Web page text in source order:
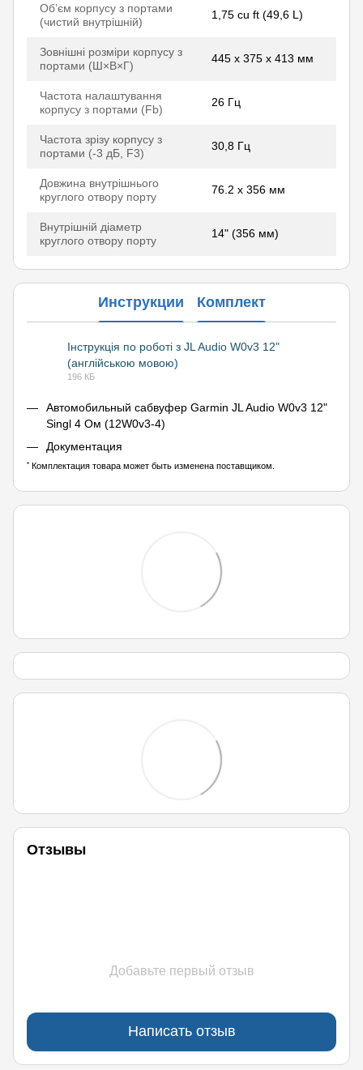
Об’єм корпусу з портами
(чистий внутрішній)
1,75 cu ft (49,6 L)
Зовнішні розміри корпусу з
портами (Ш×В×Г)
445 x 375 x 413 мм
Частота налаштування
корпусу з портами (Fb)
26 Гц
Частота зрізу корпусу з
портами (-3 дБ, F3)
30,8 Гц
Довжина внутрішнього
круглого отвору порту
76.2 x 356 мм
Внутрішній діаметр
круглого отвору порту
14" (356 мм)
Инструкции Комплект
Інструкція по роботі з JL Audio W0v3 12"
(англійською мовою)
196 КБ
Автомобильный сабвуфер Garmin JL Audio W0v3 12"
Singl 4 Ом (12W0v3-4)
Документация
* Комплектация товара может быть изменена поставщиком.
Отзывы
Добавьте первый отзыв
Написать отзыв